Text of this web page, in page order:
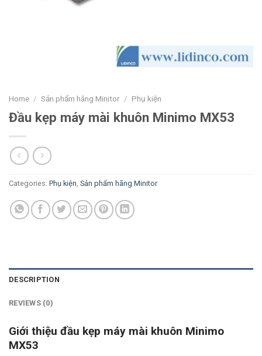
Home / Sản phẩm hãng Minitor / Phụ kiện
Đầu kẹp máy mài khuôn Minimo MX53
Categories: Phụ kiện, Sản phẩm hãng Minitor
DESCRIPTION
REVIEWS (0)
Giới thiệu đầu kẹp máy mài khuôn Minimo
MX53